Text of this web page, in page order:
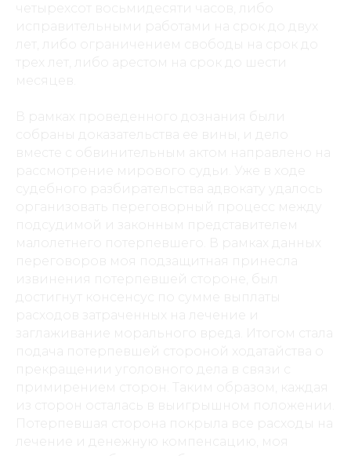
четырехсот восьмидесяти часов, либо
исправительными работами на срок до двух
лет, либо ограничением свободы на срок до
трех лет, либо арестом на срок до шести
месяцев.
В рамках проведенного дознания были
собраны доказательства ее вины, и дело
вместе с обвинительным актом направлено на
рассмотрение мирового судьи. Уже в ходе
судебного разбирательства адвокату удалось
организовать переговорный процесс между
подсудимой и законным представителем
малолетнего потерпевшего. В рамках данных
переговоров моя подзащитная принесла
извинения потерпевшей стороне, был
достигнут консенсус по сумме выплаты
расходов затраченных на лечение и
заглаживание морального вреда. Итогом стала
подача потерпевшей стороной ходатайства о
прекращении уголовного дела в связи с
примирением сторон. Таким образом, каждая
из сторон осталась в выигрышном положении.
Потерпевшая сторона покрыла все расходы на
лечение и денежную компенсацию, моя
Все права защищены.